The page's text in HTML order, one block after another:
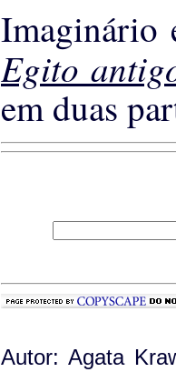
Imaginário
Egito
em duas
Autor: Agata